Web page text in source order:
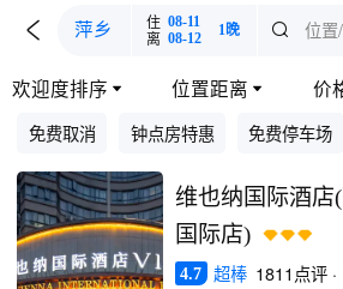
 萍乡 住 08-11
离 08-12 1晚  位置
欢迎度排序  位置距离  价
免费取消 钟点房特惠 免费停车场
维也纳国际酒店
国际店)
4.7 超棒 1811点评